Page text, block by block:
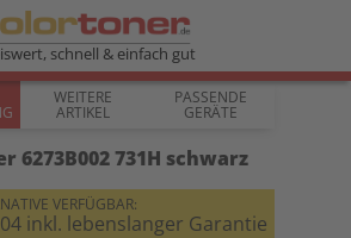
schnell & einfach gut
WEITERE
ARTIKEL
PASSENDE
GERÄTE
6273B002 731H schwarz
VERFÜGBAR:
inkl. lebenslanger Garantie